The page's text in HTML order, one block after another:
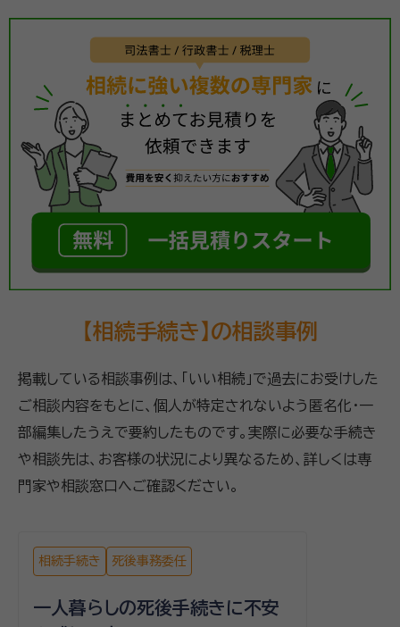
【相続手続き】の相談事例
掲載している相談事例は、「いい相続」で過去にお受けした
ご相談内容をもとに、個人が特定されないよう匿名化・一
部編集したうえで要約したものです。実際に必要な手続き
や相談先は、お客様の状況により異なるため、詳しくは専
門家や相談窓口へご確認ください。
相続手続き 死後事務委任
一人暮らしの死後手続きに不安